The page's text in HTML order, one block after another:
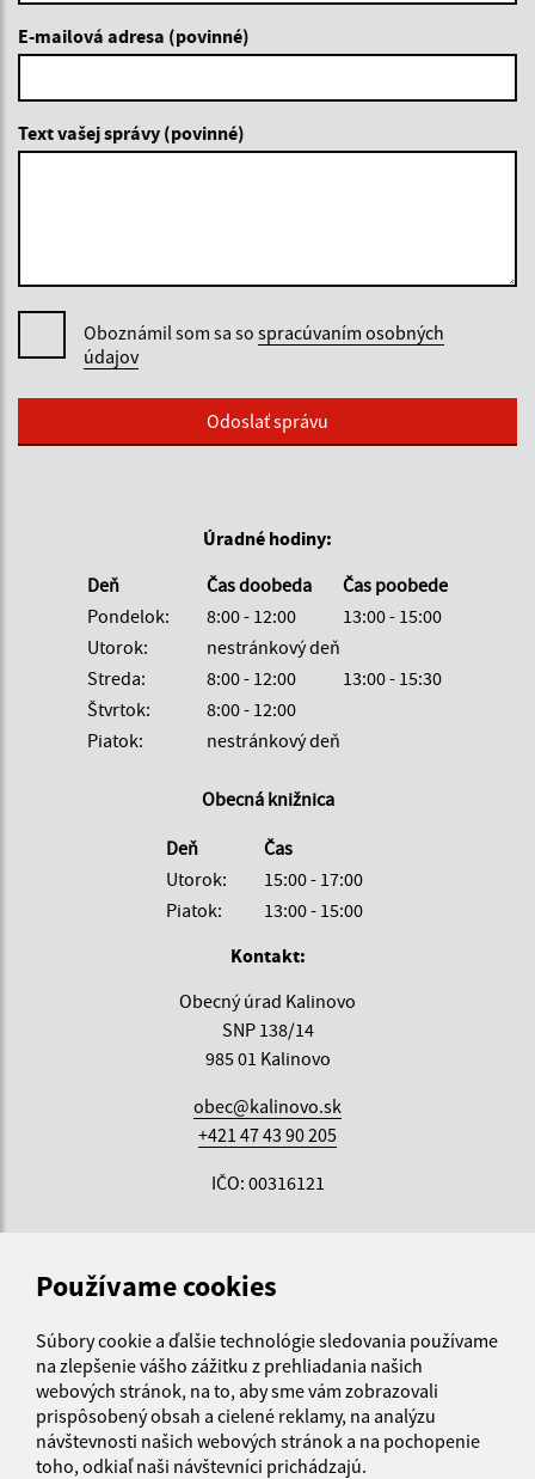
Používame cookies
Súbory cookie a ďalšie technológie sledovania používame
na zlepšenie vášho zážitku z prehliadania našich
webových stránok, na to, aby sme vám zobrazovali
prispôsobený obsah a cielené reklamy, na analýzu
návštevnosti našich webových stránok a na pochopenie
toho, odkiaľ naši návštevníci prichádzajú.
E-mailová adresa (povinné)
Text vašej správy (povinné)
Oboznámil som sa so spracúvaním osobných
údajov
Google reCaptcha ResponseOdoslať správu
Úradné hodiny:
Deň
Čas doobeda
Čas poobede
Pondelok:
8:00 - 12:00
13:00 - 15:00
Utorok:
nestránkový deň
Streda:
8:00 - 12:00
13:00 - 15:30
Štvrtok:
8:00 - 12:00
Piatok:
nestránkový deň
Obecná knižnica
Deň
Čas
Utorok:
15:00 - 17:00
Piatok:
13:00 - 15:00
Kontakt:
Obecný úrad Kalinovo
SNP 138/14
985 01 Kalinovo
obec@kalinovo.sk
+421 47 43 90 205
IČO: 00316121